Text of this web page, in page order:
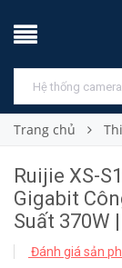
Trang chủ
Ruijie XS-
Gigabit
Suất 370W
Đánh giá sản